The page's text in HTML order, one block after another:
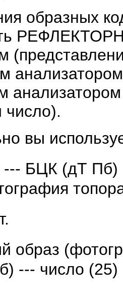
образных
число).
вы
--- БЦК (дТ Пб)
образ
--- число (25)